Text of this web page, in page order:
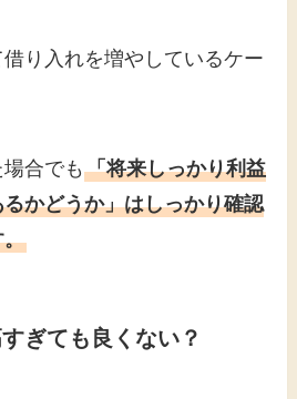
り入れを増やしているケー
合でも「将来しっかり利益
かどうか」はしっかり確認
。
ぎても良くない？